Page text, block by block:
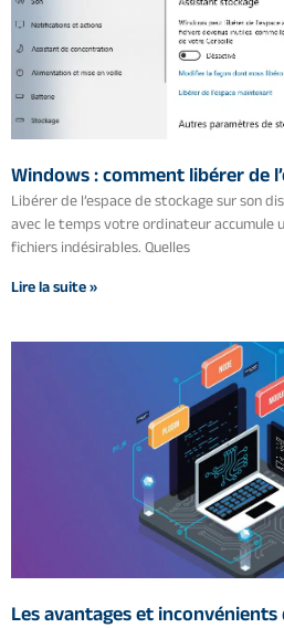
Windows : comment libérer de
Libérer de l’espace de stockage sur son
avec le temps votre ordinateur accumule
fichiers indésirables. Quelles
Lire la suite »
Les avantages et inconvénients